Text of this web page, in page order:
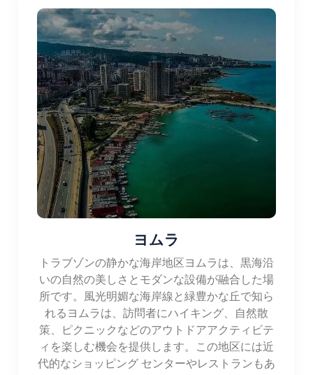
名です 料理。試してみたい地元料理には、「アク
チャバト ミートボール」（一種のミートボール）
などがあります。 大きさと味で知られるミートボ
ール）、「クイマック」（チーズと コーンミール
料理）、名物「ハムシ」（黒海アンチョビ） 地域
の。地元のお茶を味わう機会をお見逃しなく。 は
トラブゾンの文化の重要な部分です。
宿泊施設: トラブゾ​​ンには幅広い宿泊施設のオプシ
ョンがあります。 ホテル、リゾート、ゲストハウ
スを含む。こうした施設の多くは、 市内中心部に
近く、アクセス便利な立地です アトラクション、
ショッピングエリア、レストランなど。
ヨムラ
トラブゾンの静かな海岸地区ヨムラは、黒海沿
いの自然の美しさとモダンな設備が融合した場
所です。風光明媚な海岸線と緑豊かな丘で知ら
れるヨムラは、訪問者にハイキング、自然散
策、ピクニックなどのアウトドアアクティビテ
ィを楽しむ機会を提供します。この地区には近
代的なショッピング センターやレストランもあ